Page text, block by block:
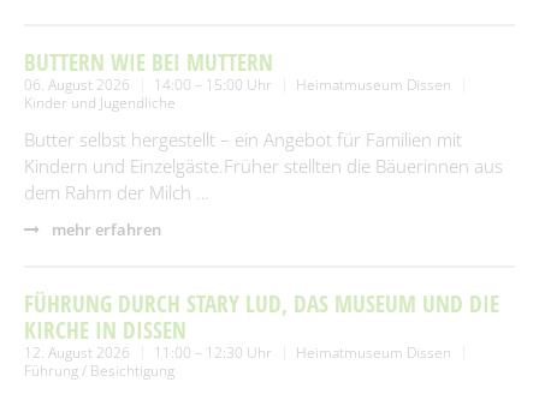
BUTTERN WIE BEI MUTTERN
06. August 2026 14:00 – 15:00 Uhr
Heimatmuseum Dissen
Kinder und Jugendliche
Butter selbst hergestellt – ein Angebot für Familien mit
Kindern und Einzelgäste.Früher stellten die Bäuerinnen aus
dem Rahm der Milch …
mehr erfahren
FÜHRUNG DURCH STARY LUD, DAS MUSEUM UND DIE
KIRCHE IN DISSEN
12. August 2026 11:00 – 12:30 Uhr
Heimatmuseum Dissen
Führung / Besichtigung